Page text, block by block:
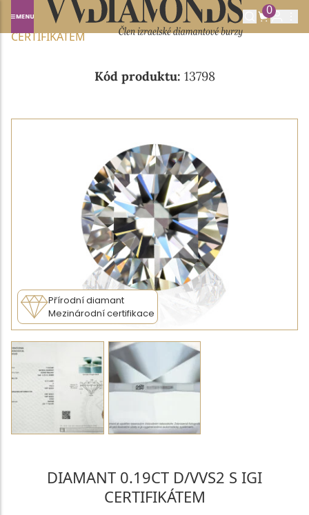
0
Domů NABÍDKA DIAMANTŮ
0.19CT D/VVS2 S IGI
CERTIFIKÁTEM
Kód produktu: 13798
Přírodní diamant
Mezinárodní certifikace
DIAMANT 0.19CT D/VVS2 S IGI
CERTIFIKÁTEM